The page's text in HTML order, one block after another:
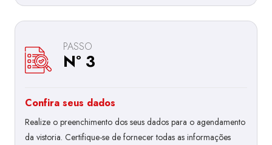
PASSO
Nº 3
Confira seus dados
Realize o preenchimento dos seus dados para o agendamento
da vistoria. Certifique-se de fornecer todas as informações